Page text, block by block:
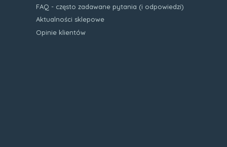
FAQ - często zadawane pytania (i odpowiedzi)
Aktualności sklepowe
Opinie klientów